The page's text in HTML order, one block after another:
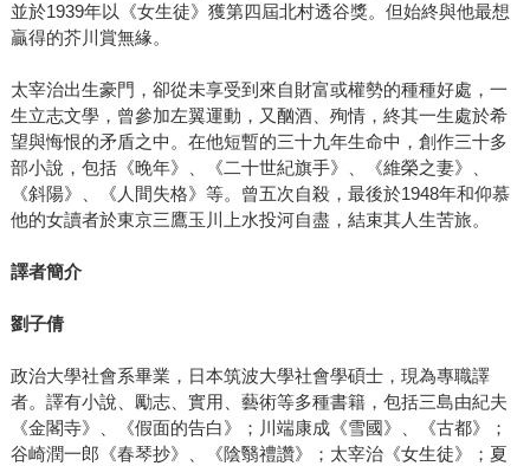
並於1939年以《女生徒》獲第四屆北村透谷獎。但始終與他最想
贏得的芥川賞無緣。
太宰治出生豪門，卻從未享受到來自財富或權勢的種種好處，一
生立志文學，曾參加左翼運動，又酗酒、殉情，終其一生處於希
望與悔恨的矛盾之中。在他短暫的三十九年生命中，創作三十多
部小說，包括《晚年》、《二十世紀旗手》、《維榮之妻》、
《斜陽》、《人間失格》等。曾五次自殺，最後於1948年和仰慕
他的女讀者於東京三鷹玉川上水投河自盡，結束其人生苦旅。
譯者簡介
劉子倩
政治大學社會系畢業，日本筑波大學社會學碩士，現為專職譯
者。譯有小說、勵志、實用、藝術等多種書籍，包括三島由紀夫
《金閣寺》、《假面的告白》；川端康成《雪國》、《古都》；
谷崎潤一郎《春琴抄》、《陰翳禮讚》；太宰治《女生徒》；夏